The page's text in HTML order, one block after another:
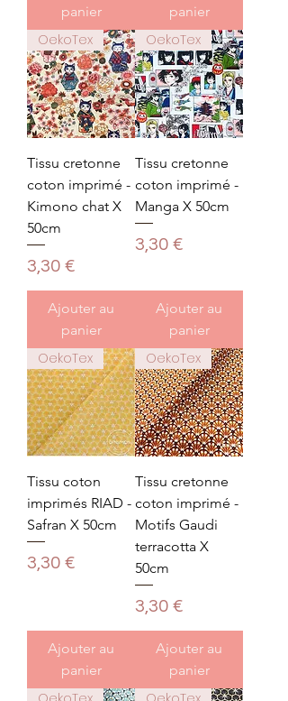
panier
panier
OekoTex
Tissu cretonne
coton imprimé -
Kimono chat X
50cm
Prix
3,30 €
Ajouter au
panier
OekoTex
Tissu cretonne
coton imprimé -
Manga X 50cm
Prix
3,30 €
Ajouter au
panier
OekoTex
Tissu coton
imprimés RIAD -
Safran X 50cm
Prix
3,30 €
Ajouter au
panier
OekoTex
Tissu cretonne
coton imprimé -
Motifs Gaudi
terracotta X
50cm
Prix
3,30 €
Ajouter au
panier